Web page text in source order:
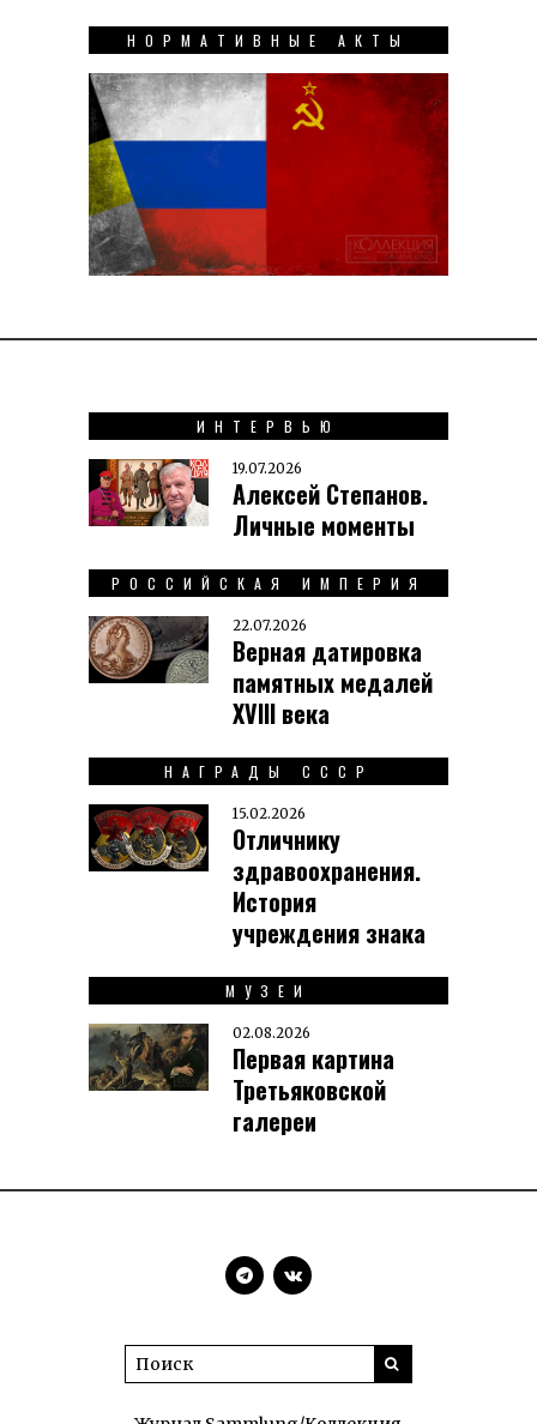
НОРМАТИВНЫЕ АКТЫ
ИНТЕРВЬЮ
19.07.2026
Алексей Степанов.
Личные моменты
РОССИЙСКАЯ ИМПЕРИЯ
22.07.2026
Верная датировка
памятных медалей
XVIII века
НАГРАДЫ СССР
15.02.2026
Отличнику
здравоохранения.
История
учреждения знака
МУЗЕИ
02.08.2026
Первая картина
Третьяковской
галереи